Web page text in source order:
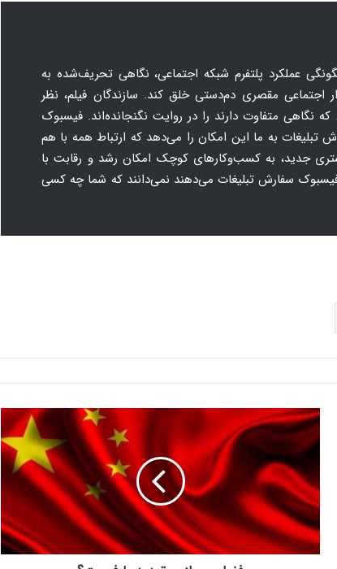
عملکرد پلتفرم شبکه‌ اجتماعی، نگاهی تحریف‌شده به
مقصری دم‌دستی خلق کند. سازندگان فیلم، نظر
نگاهی متفاوت دارند را در روایت نگنجانده‌اند. فیسبوک
تبلیغات به ما این امکان را می‌دهد که ارتباط همه با هم
جدید، به کسب‌وکار‌های کوچک امکان رشد و رقابت با
سفارش تبلیغات می‌دهند نمی‌دانند که شما چه کسی